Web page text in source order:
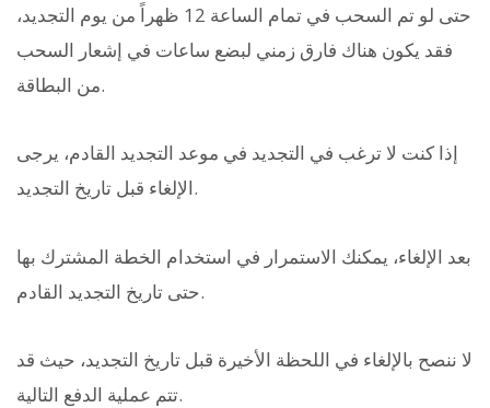
حتى لو تم السحب في تمام الساعة 12 ظهراً من يوم التجديد،
فقد يكون هناك فارق زمني لبضع ساعات في إشعار السحب
من البطاقة.
إذا كنت لا ترغب في التجديد في موعد التجديد القادم، يرجى
الإلغاء قبل تاريخ التجديد.
بعد الإلغاء، يمكنك الاستمرار في استخدام الخطة المشترك بها
حتى تاريخ التجديد القادم.
لا ننصح بالإلغاء في اللحظة الأخيرة قبل تاريخ التجديد، حيث قد
تتم عملية الدفع التالية.